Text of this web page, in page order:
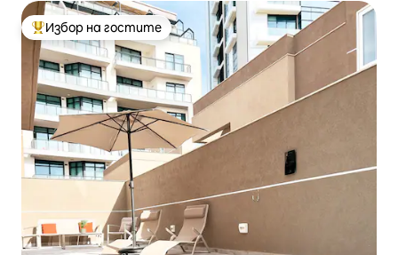
Най-популярен избор на гостите
Избор на гостите